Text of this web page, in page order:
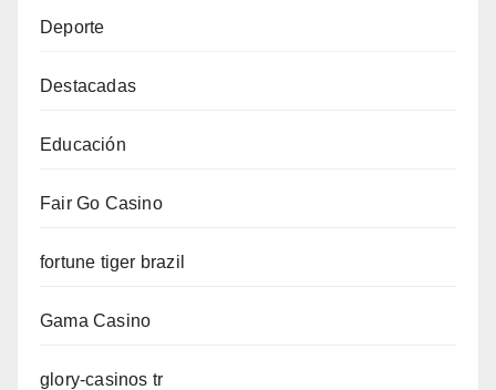
Deporte
Destacadas
Educación
Fair Go Casino
fortune tiger brazil
Gama Casino
glory-casinos tr